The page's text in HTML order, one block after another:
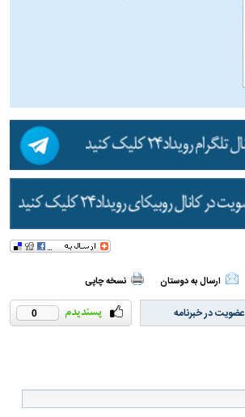
ارسال به دوستان نسخه چاپی
0 عضویت در خبرنامه